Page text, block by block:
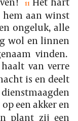
11
aan winst
ongeluk, alle
wol en linnen
vinden.
van verre
is en deelt
een akker en
plant zij een